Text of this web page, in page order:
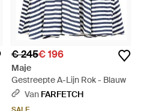
€ 245€ 196
Maje
Gestreepte A-Lijn Rok - Blauw
Van FARFETCH